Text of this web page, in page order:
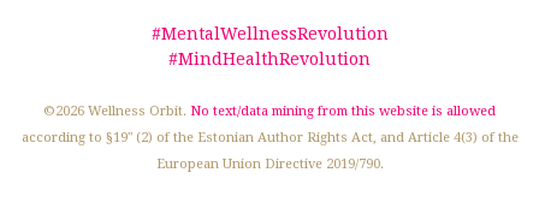
#MentalWellnessRevolution
#MindHealthRevolution
©2026 Wellness Orbit. No text/data mining from this website is allowed
according to §19" (2) of the Estonian Author Rights Act, and Article 4(3) of the
European Union Directive 2019/790.